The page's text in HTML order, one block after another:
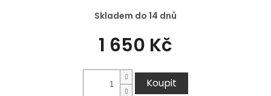
Skladem do 14 dnů
1 650 Kč
Koupit